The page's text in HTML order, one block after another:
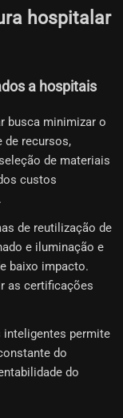
hospitalar
a hospitais
busca minimizar o
de recursos,
de materiais
custos
de reutilização de
e iluminação e
baixo impacto.
as certificações
permite
do
do